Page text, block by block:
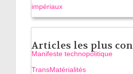
impériaux
Articles les plus
Manifeste technopolitique
TransMatérialités